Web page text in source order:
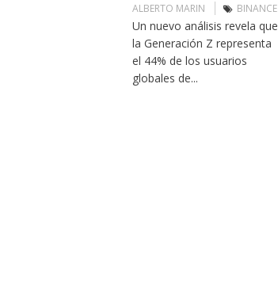
ALBERTO MARIN
BINANCE
Un nuevo análisis revela que
la Generación Z representa
el 44% de los usuarios
globales de...